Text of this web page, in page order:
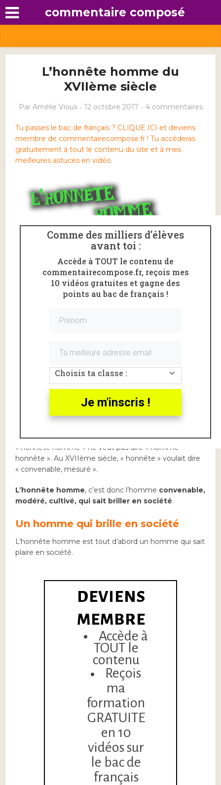
commentaire composé
L’honnête homme du
XVIIème siècle
Par Amélie Vioux 12 octobre 2017 4 commentaires
Tu passes le bac de français ? CLIQUE ICI et deviens
membre de commentairecompose.fr ! Tu accèderas
gratuitement à tout le contenu du site et à mes
meilleures astuces en vidéo.
L’honnête homme est un idéal du 17ème siècle qui
incarne parfaitementl’esprit du classicisme
Qu’est-ce qu’un honnête
homme ?
Contrairement à ce qu’on est tenté de penser,
« honnête homme » ne veut pas dire « homme
honnête ». Au XVIIème siècle, « honnête » voulait dire
« convenable, mesuré ».
L’honnête homme, c’est donc l’homme convenable,
modéré, cultivé, qui sait briller en société.
Un homme qui brille en société
L’honnête homme est tout d’abord un homme qui sait
plaire en société.
DEVIENS
MEMBRE
Accède à
TOUT le
contenu
Reçois
ma
formation
GRATUITE
en 10
vidéos sur
le bac de
français
Comme des milliers d'élèves
avant toi :
Accède à TOUT le contenu de
commentairecompose.fr, reçois mes
10 vidéos gratuites et gagne des
points au bac de français !
Choisis ta classe :
Je m'inscris !